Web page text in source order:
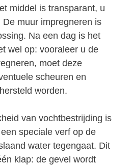
middel is transparant, u
muur impregneren is
Na een dag is het
wel op: vooraleer u de
moet deze
scheuren en
worden.
van vochtbestrijding is
speciale verf op de
water tegengaat. Dit
klap: de gevel wordt